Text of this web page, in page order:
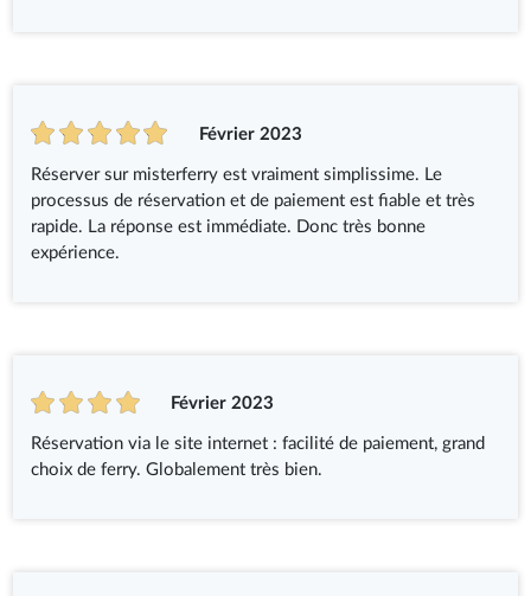
Février 2023
Réserver sur misterferry est vraiment simplissime. Le
processus de réservation et de paiement est fiable et très
rapide. La réponse est immédiate. Donc très bonne
expérience.
Février 2023
Réservation via le site internet : facilité de paiement, grand
choix de ferry. Globalement très bien.